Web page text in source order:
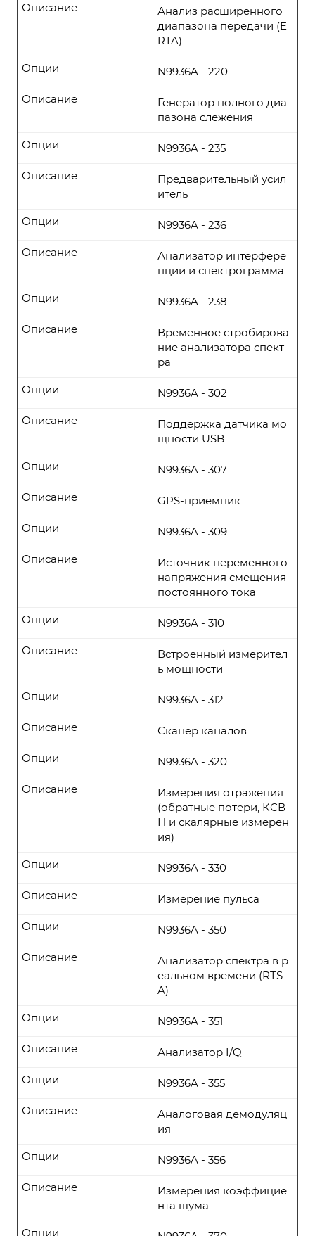
Анализ расширенного
диапазона передачи (E
RTA)
Описание
N9936A - 220
Опции
Генератор полного диа
пазона слежения
Описание
N9936A - 235
Опции
Предварительный усил
итель
Описание
N9936A - 236
Опции
Анализатор интерфере
нции и спектрограмма
Описание
N9936A - 238
Опции
Временное стробирова
ние анализатора спект
ра
Описание
N9936A - 302
Опции
Поддержка датчика мо
щности USB
Описание
N9936A - 307
Опции
GPS-приемник
Описание
N9936A - 309
Опции
Источник переменного
напряжения смещения
постоянного тока
Описание
N9936A - 310
Опции
Встроенный измерител
ь мощности
Описание
N9936A - 312
Опции
Сканер каналов
Описание
N9936A - 320
Опции
Измерения отражения
(обратные потери, КСВ
Н и скалярные измерен
ия)
Описание
N9936A - 330
Опции
Измерение пульса
Описание
N9936A - 350
Опции
Анализатор спектра в р
еальном времени (RTS
A)
Описание
N9936A - 351
Опции
Анализатор I/Q
Описание
N9936A - 355
Опции
Аналоговая демодуляц
ия
Описание
N9936A - 356
Опции
Измерения коэффицие
нта шума
Описание
Опции